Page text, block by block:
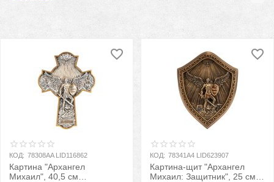
КОД: 78308AA LID116862
Картина "Архангел
Михаил", 40,5 см
КОД: 78341A4 LID623907
Картина-щит "Архангел
Михаил: Защитник", 25 см